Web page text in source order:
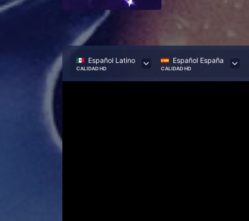
Español Latino
CALIDAD HD
Español España
CALIDAD HD